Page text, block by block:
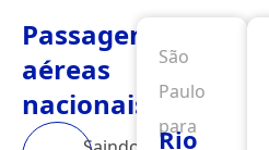
Passagens
aéreas
nacionais
São
Paulo
para
Rio